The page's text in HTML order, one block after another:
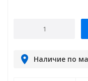
Наличие по